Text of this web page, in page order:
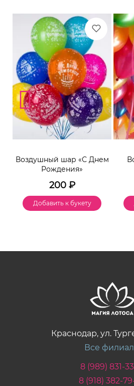
Воздушный шар «С Днем
Рождения»
200₽
Добавить к букету
Краснодар, ул.
Все
8 (989) 831-
8 (918) 382-